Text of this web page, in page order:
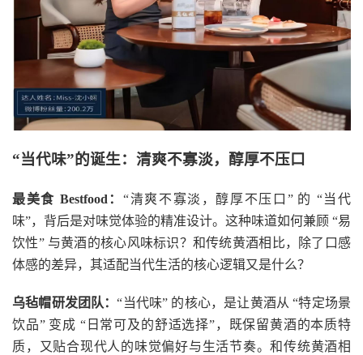
“当代味”的诞生：清爽不寡淡，醇厚不压口
最美食 Bestfood： “清爽不寡淡，醇厚不压口” 的 “当代
味”，背后是对味觉体验的精准设计。这种味道如何兼顾 “易
饮性” 与黄酒的核心风味标识？和传统黄酒相比，除了口感
体感的差异，其适配当代生活的核心逻辑又是什么？
乌毡帽研发团队：“当代味” 的核心，是让黄酒从 “特定场景
饮品” 变成 “日常可及的舒适选择”，既保留黄酒的本质特
质，又贴合现代人的味觉偏好与生活节奏。和传统黄酒相